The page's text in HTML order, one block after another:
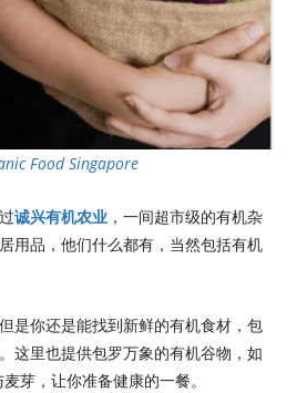
Food Singapore
诚兴有机农业 ，一间超市级的有机杂
用品，他们什么都有，当然包括有机
是你还是能找到新鲜的有机食材，包
这里也提供包罗万象的有机谷物，如
芽，让你准备健康的一餐。